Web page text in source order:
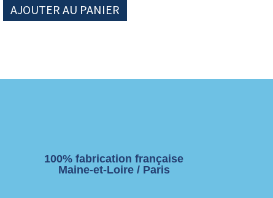
AJOUTER AU PANIER
100% fabrication française
Maine-et-Loire / Paris